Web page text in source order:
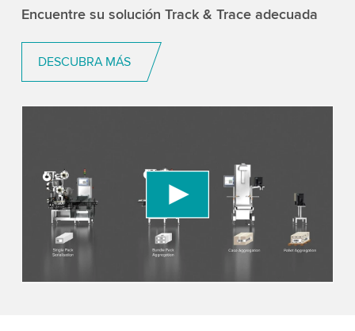
Encuentre su solución Track & Trace adecuada
DESCUBRA MÁS
We use a third party service to embed video
content that may collect data about your activity.
Please review the details and accept the service
to watch this video.